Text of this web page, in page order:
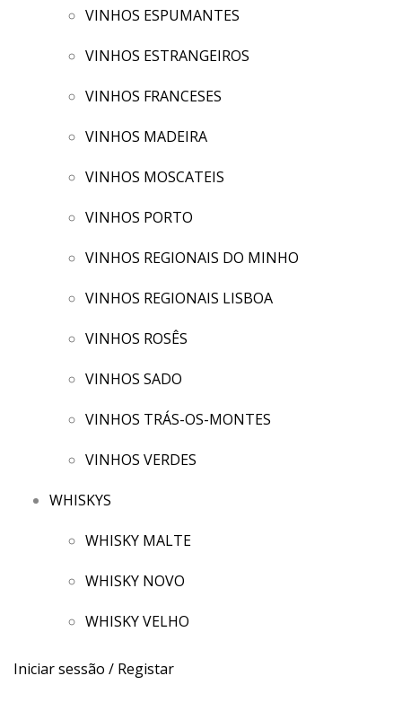
VINHOS ESPUMANTES
VINHOS ESTRANGEIROS
VINHOS FRANCESES
VINHOS MADEIRA
VINHOS MOSCATEIS
VINHOS PORTO
VINHOS REGIONAIS DO MINHO
VINHOS REGIONAIS LISBOA
VINHOS ROSÊS
VINHOS SADO
VINHOS TRÁS-OS-MONTES
VINHOS VERDES
WHISKYS
WHISKY MALTE
WHISKY NOVO
WHISKY VELHO
Iniciar sessão / Registar